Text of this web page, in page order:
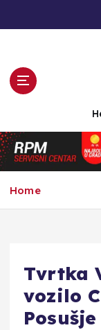
n
t
e
Home
Tvrtka
vozilo
Posušje